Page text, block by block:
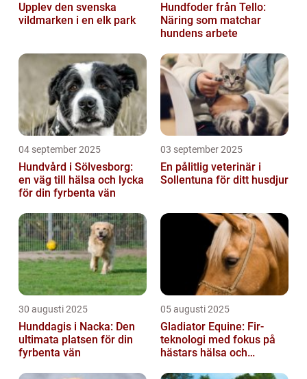
Upplev den svenska
vildmarken i en elk park
Hundfoder från Tello:
Näring som matchar
hundens arbete
04 september 2025
Hundvård i Sölvesborg:
en väg till hälsa och lycka
för din fyrbenta vän
03 september 2025
En pålitlig veterinär i
Sollentuna för ditt husdjur
30 augusti 2025
Hunddagis i Nacka: Den
ultimata platsen för din
fyrbenta vän
05 augusti 2025
Gladiator Equine: Fir-
teknologi med fokus på
hästars hälsa och